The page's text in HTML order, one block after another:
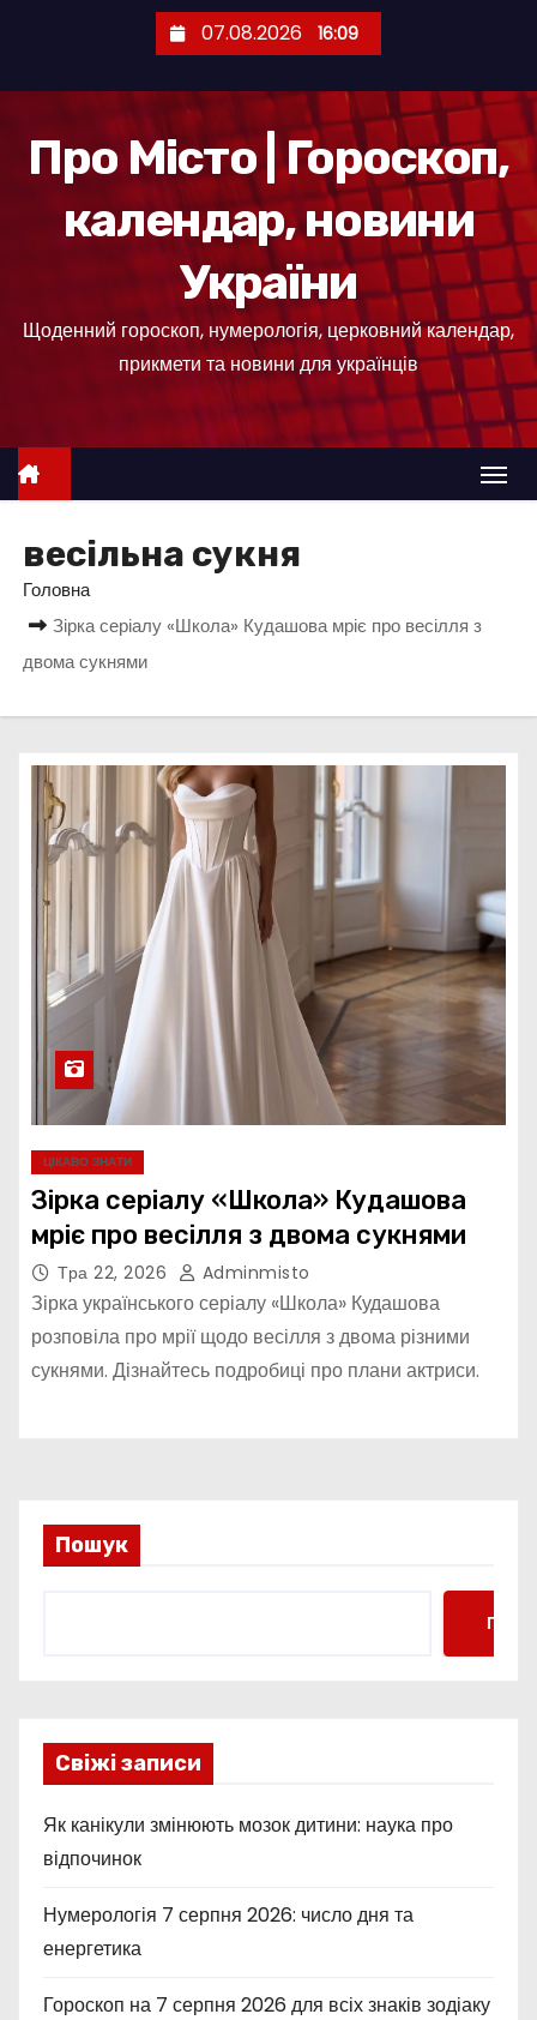
е
07.08.2026 16:09
Про Місто | Гороскоп,
календар, новини
України
Щоденний гороскоп, нумерологія, церковний календар,
прикмети та новини для українців
весільна сукня
Головна
Зірка серіалу «Школа» Кудашова мріє про весілля з
двома сукнями
ЦІКАВО ЗНАТИ
Зірка серіалу «Школа» Кудашова
мріє про весілля з двома сукнями
Тра 22, 2026 Adminmisto
Зірка українського серіалу «Школа» Кудашова
розповіла про мрії щодо весілля з двома різними
сукнями. Дізнайтесь подробиці про плани актриси.
Пошук
Свіжі записи
Як канікули змінюють мозок дитини: наука про
відпочинок
Нумерологія 7 серпня 2026: число дня та
енергетика
Гороскоп на 7 серпня 2026 для всіх знаків зодіаку